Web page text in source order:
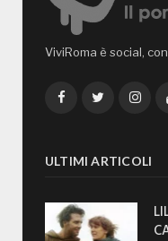
ViviRoma è social,
FacebookTwitter
ULTIMI ARTICOLI